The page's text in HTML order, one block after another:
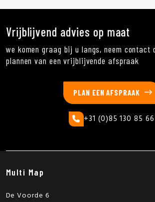
Vrijblijvend advies op maat
we komen graag bij u langs, neem contact
plannen van een vrijblijvende afspraak
PLAN EEN AFSPRAAK
+31 (0)85 130 85 66
Multi Map
De Voorde 6